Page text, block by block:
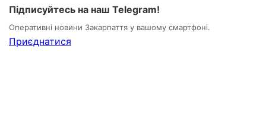
Підписуйтесь на наш Telegram!
Оперативні новини Закарпаття у вашому смартфоні.
Приєднатися